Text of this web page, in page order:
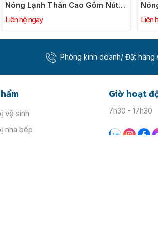
Nóng Lạnh Thân Cao Gồm Nút
Chặn Nước
Liên hệ ngay
Liên
Phòng kinh doanh/ Đặt hàng
vệ sinh
nhà bếp
Giờ hoạt
7h30 - 17h30